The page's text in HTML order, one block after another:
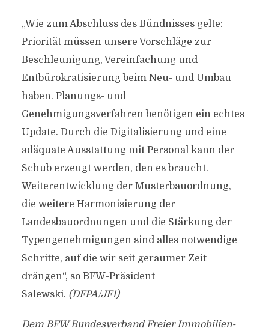
„Wie zum Abschluss des Bündnisses gelte:
Priorität müssen unsere Vorschläge zur
Beschleunigung, Vereinfachung und
Entbürokratisierung beim Neu- und Umbau
haben. Planungs- und
Genehmigungsverfahren benötigen ein echtes
Update. Durch die Digitalisierung und eine
adäquate Ausstattung mit Personal kann der
Schub erzeugt werden, den es braucht.
Weiterentwicklung der Musterbauordnung,
die weitere Harmonisierung der
Landesbauordnungen und die Stärkung der
Typengenehmigungen sind alles notwendige
Schritte, auf die wir seit geraumer Zeit
drängen“, so BFW-Präsident
Salewski. (DFPA/JF1)
Dem BFW Bundesverband Freier Immobilien-